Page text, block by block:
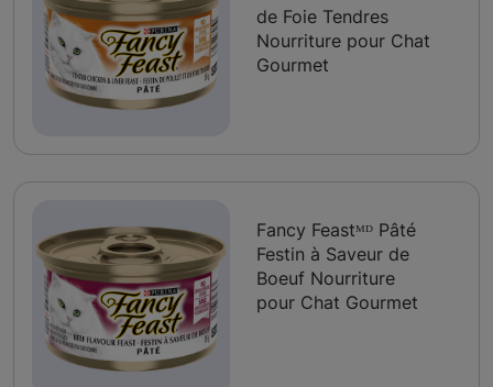
de Foie Tendres
Nourriture pour Chat
Gourmet
Fancy Feastᴹᴰ Pâté
Festin à Saveur de
Boeuf Nourriture
pour Chat Gourmet